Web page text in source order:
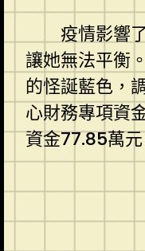
疫情影響了
讓她無法平衡
的怪誕藍色，
心財務專項資
資金77.85萬